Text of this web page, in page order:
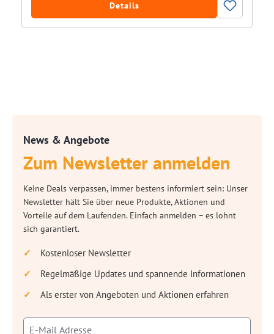
Details
News & Angebote
Zum Newsletter anmelden
Keine Deals verpassen, immer bestens informiert sein: Unser
Newsletter hält Sie über neue Produkte, Aktionen und
Vorteile auf dem Laufenden. Einfach anmelden – es lohnt
sich garantiert.
Kostenloser Newsletter
Regelmäßige Updates und spannende Informationen
Als erster von Angeboten und Aktionen erfahren